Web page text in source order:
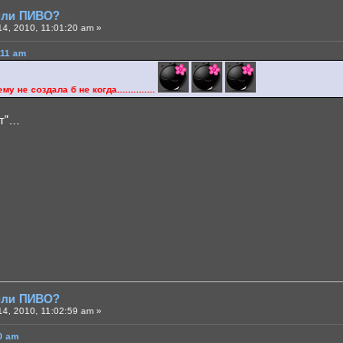
ПИВО?
2010, 11:01:20 am »
am
не создала б не когда..............
ПИВО?
2010, 11:02:59 am »
am